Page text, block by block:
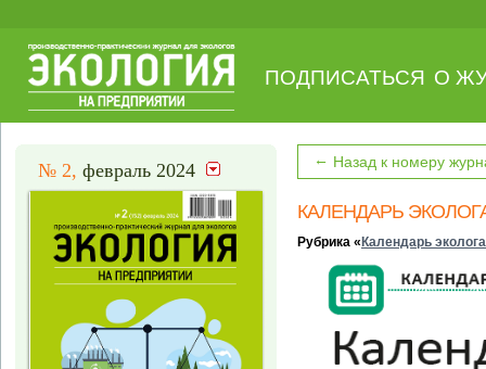
ПОДПИСАТЬСЯ О
№ 2, февраль 2024 ← Назад к номеру
КАЛЕНДАРЬ
Рубрика « Календарь эколога